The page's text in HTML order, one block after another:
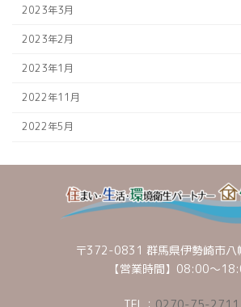
2023年3月
2023年2月
2023年1月
2022年11月
2022年5月
〒372-0831 群馬県伊勢崎市
【営業時間】08:00～
TEL： 0270-75-2711